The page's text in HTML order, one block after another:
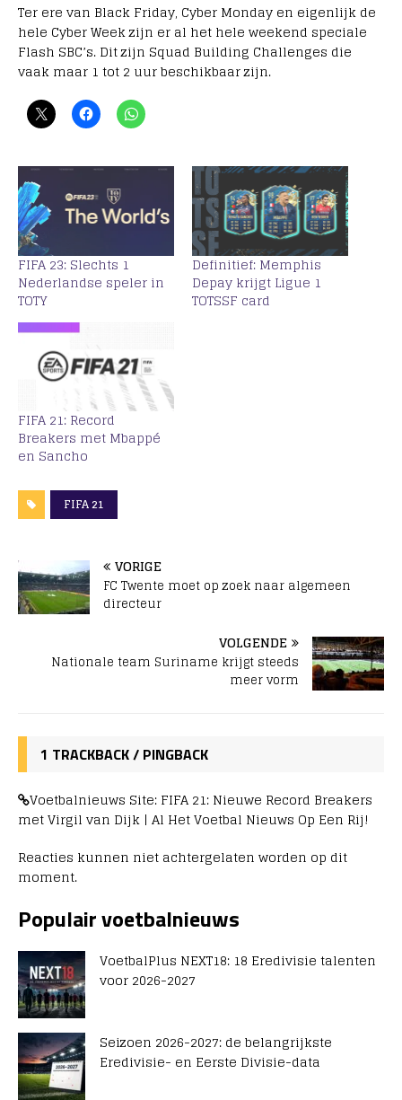
Ter ere van Black Friday, Cyber Monday en eigenlijk de
hele Cyber Week zijn er al het hele weekend speciale
Flash SBC’s. Dit zijn Squad Building Challenges die
vaak maar 1 tot 2 uur beschikbaar zijn.
FIFA 23: Slechts 1
Nederlandse speler in
TOTY
Definitief: Memphis
Depay krijgt Ligue 1
TOTSSF card
FIFA 21: Record
Breakers met Mbappé
en Sancho
FIFA 21
VORIGE
FC Twente moet op zoek naar algemeen
directeur
VOLGENDE
Nationale team Suriname krijgt steeds
meer vorm
1 TRACKBACK / PINGBACK
Voetbalnieuws Site: FIFA 21: Nieuwe Record Breakers
met Virgil van Dijk | Al Het Voetbal Nieuws Op Een Rij!
Reacties kunnen niet achtergelaten worden op dit
moment.
Populair voetbalnieuws
VoetbalPlus NEXT18: 18 Eredivisie talenten
voor 2026-2027
Seizoen 2026-2027: de belangrijkste
Eredivisie- en Eerste Divisie-data